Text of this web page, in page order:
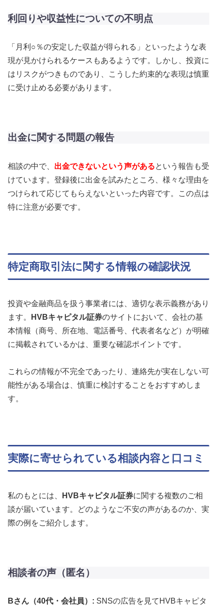
利回りや収益性についての不明点
「月利○％の安定した収益が得られる」といったような表
現が見かけられるケースもあるようです。しかし、投資に
はリスクがつきものであり、こうした約束的な表現は慎重
に受け止める必要があります。
出金に関する問題の報告
相談の中で、 出金できないという声があるという報告も受
けています。登録後に出金を試みたところ、様々な理由を
つけられて応じてもらえないといった内容です。この点は
特に注意が必要です。
特定商取引法に関する情報の確認状況
投資や金融商品を扱う事業者には、適切な表示義務があり
ます。
HVBキャピタル証券のサイトにおいて、会社の基
本情報（商号、所在地、電話番号、代表者名など）が明確
に掲載されているかは、重要な確認ポイントです。
これらの情報が不完全であったり、連絡先が実在しない可
能性がある場合は、慎重に検討することをおすすめしま
す。
実際に寄せられている相談内容と口コミ
私のもとには、 HVBキャピタル証券に関する複数のご相
談が届いています。どのようなご不安の声があるのか、実
際の例をご紹介します。
相談者の声（匿名）
Bさん（40代・会社員）: SNSの広告を見てHVBキャピタ